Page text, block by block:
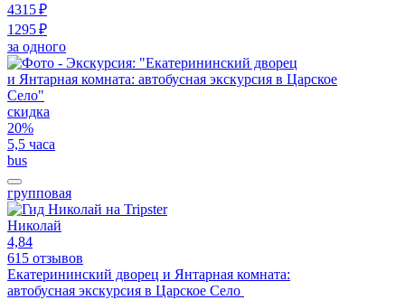
4315 ₽
1295 ₽
за одного
скидка
20%
5,5 часа
bus
групповая
Николай
4,84
615 отзывов
Екатерининский дворец и Янтарная комната:
автобусная экскурсия в Царское Село